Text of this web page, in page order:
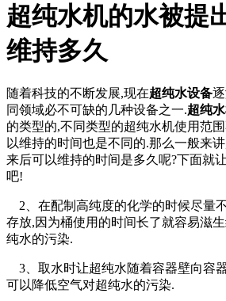
超纯水机的水被提
维持多久
随着科技的不断发展,现在超纯水设备
同领域必不可缺的几种设备之一.超纯
的类型的,不同类型的超纯水机使用范
以维持的时间也是不同的.那么一般来
来后可以维持的时间是多久呢?下面就
吧!
2、在配制高纯度的化学的时候尽量
存放,因为桶使用的时间长了就容易滋
纯水的污染.
3、取水时让超纯水随着容器壁向容
可以降低空气对超纯水的污染.